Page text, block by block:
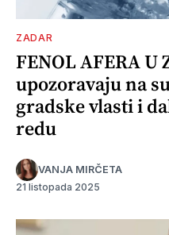
ZADAR
FENOL AFERA U
upozoravaju na
gradske vlasti i
redu
VANJA MIRČETA
21 listopada 2025